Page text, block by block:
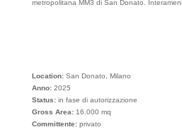
metropolitana MM3 di San Donato.
Location:San Donato, Milano
Anno:2025
Status:in fase di autorizzazione
Gross Area:16.000 mq
Committente:privato